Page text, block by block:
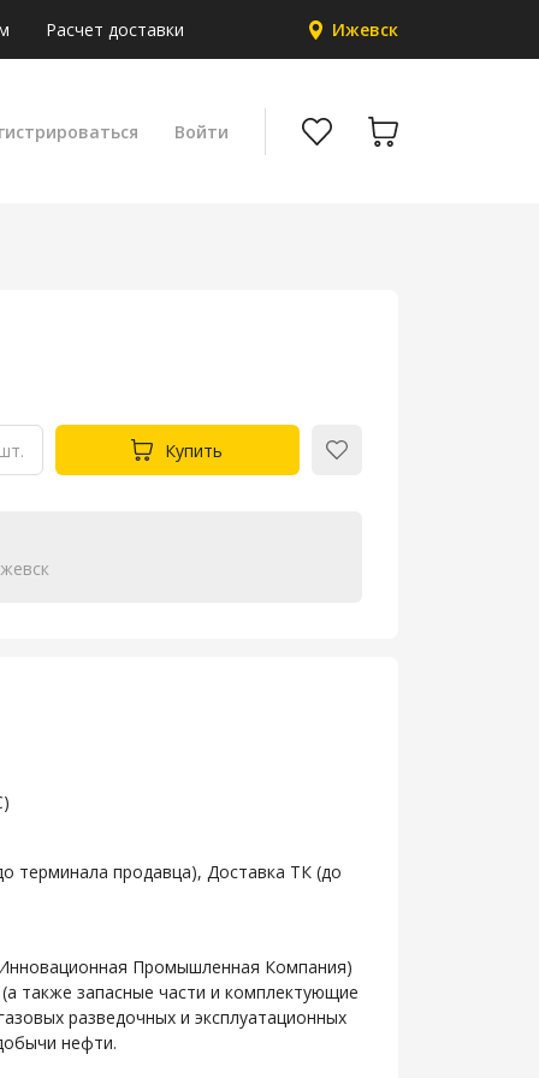
Расчет доставки Ижевск
Войти
шт. Купить
терминала продавца), Доставка ТК (до
Промышленная Компания)
также запасные части и комплектующие
разведочных и эксплуатационных
нефти.